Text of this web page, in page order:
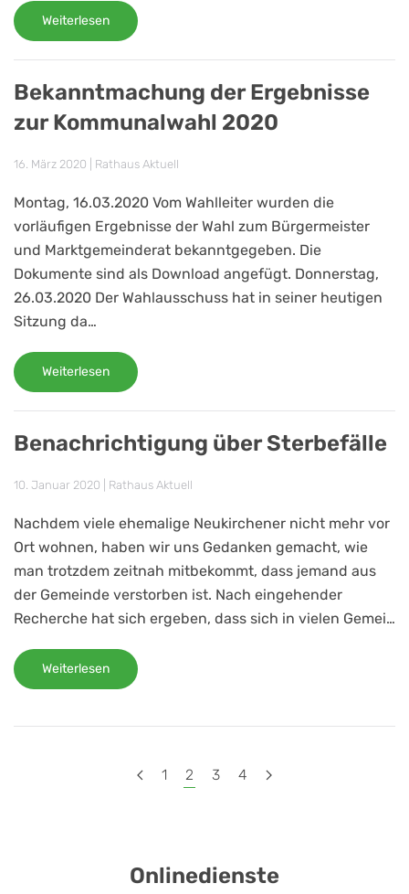
Weiterlesen
Bekanntmachung der Ergebnisse
zur Kommunalwahl 2020
16. März 2020 Rathaus Aktuell
Montag, 16.03.2020 Vom Wahlleiter wurden die
vorläufigen Ergebnisse der Wahl zum Bürgermeister
und Marktgemeinderat bekanntgegeben. Die
Dokumente sind als Download angefügt. Donnerstag,
26.03.2020 Der Wahlausschuss hat in seiner heutigen
Sitzung da…
Weiterlesen
Benachrichtigung über Sterbefälle
10. Januar 2020 Rathaus Aktuell
Nachdem viele ehemalige Neukirchener nicht mehr vor
Ort wohnen, haben wir uns Gedanken gemacht, wie
man trotzdem zeitnah mitbekommt, dass jemand aus
der Gemeinde verstorben ist. Nach eingehender
Recherche hat sich ergeben, dass sich in vielen Gemei…
Weiterlesen
1 2 3 4
Onlinedienste